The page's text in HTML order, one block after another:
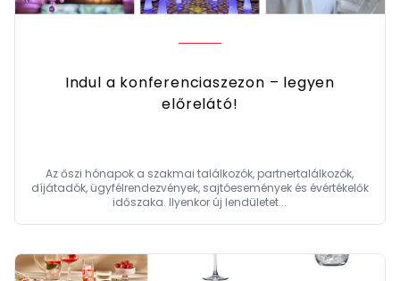
Indul a konferenciaszezon – legyen
előrelátó!
Az őszi hónapok a szakmai találkozók, partnertalálkozók,
díjátadók, ügyfélrendezvények, sajtóesemények és évértékelők
időszaka. Ilyenkor új lendületet...